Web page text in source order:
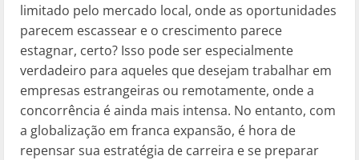
limitado pelo mercado local, onde as oportunidades
parecem escassear e o crescimento parece
estagnar, certo? Isso pode ser especialmente
verdadeiro para aqueles que desejam trabalhar em
empresas estrangeiras ou remotamente, onde a
concorrência é ainda mais intensa. No entanto, com
a globalização em franca expansão, é hora de
repensar sua estratégia de carreira e se preparar